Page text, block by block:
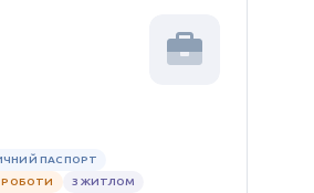
ПАСПОРТ
РОБОТИ
З ЖИТЛОМ